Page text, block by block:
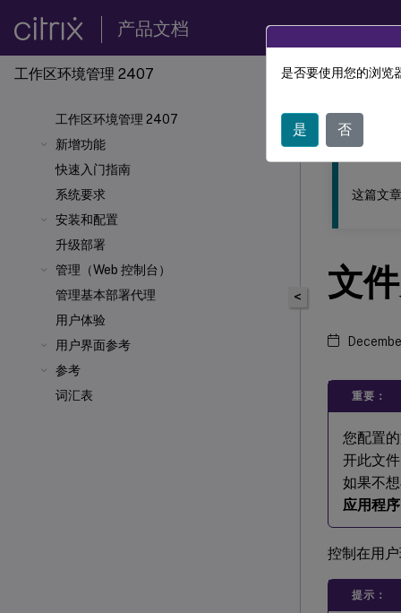
产品文档
工作区环境管理 2407
工作区环境管理 2407
新增功能
快速入门指南
系统要求
安装和配置
升级部署
管理（Web 控制台）
管理基本部署代理
用户体验
用户界面参考
参考
词汇表
此内容已经过
<
这篇文
文
重要：
您配置
开此文
如果不
应用程
控制在用
提示：
是否要使用您的浏览
是 否